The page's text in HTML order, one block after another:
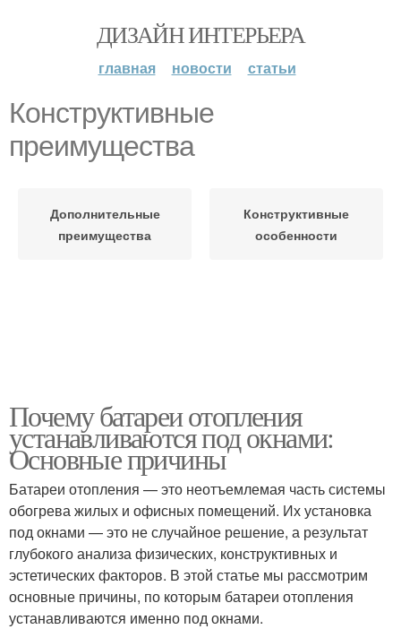
ДИЗАЙН ИНТЕРЬЕРА
главная новости статьи
Конструктивные
преимущества
Дополнительные
преимущества
Конструктивные
особенности
Почему батареи отопления
устанавливаются под окнами:
Основные причины
Батареи отопления — это неотъемлемая часть системы
обогрева жилых и офисных помещений. Их установка
под окнами — это не случайное решение, а результат
глубокого анализа физических, конструктивных и
эстетических факторов. В этой статье мы рассмотрим
основные причины, по которым батареи отопления
устанавливаются именно под окнами.